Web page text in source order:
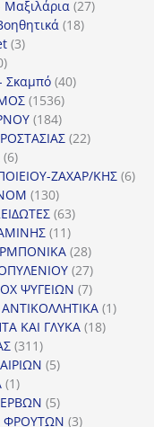
2727
1818
33
30
προϊόντα
Σκαμπό 4040
15361536
προϊόντα
184184
προϊόντα
2222
66
προϊόνταΖΑΧΑΡ/ΚΗΣ 66
130130
προϊόντα
6363
1111
προϊόντα
2828
προϊόντα
2727
προϊόντα
ΨΥΓΕΙΩΝ 77
προϊόντα
11
ΚΑΙ ΓΛΥΚΑ 1818
311311
προϊόντα
55
11
προϊόν
55
προϊόντα
ΦΡΟΥΤΩΝ 33